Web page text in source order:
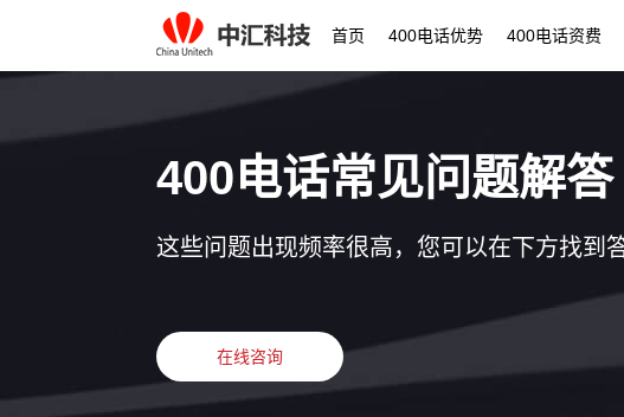
首页 400电话优势 400电话资费
400电话常见问题解答
这些问题出现频率很高，您可以在下方找到
在线咨询